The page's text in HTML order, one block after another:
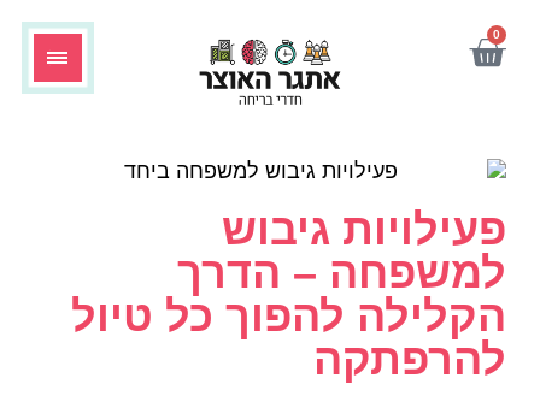
פעילויות גיבוש
למשפחה – הדרך
הקלילה להפוך כל טיול
להרפתקה